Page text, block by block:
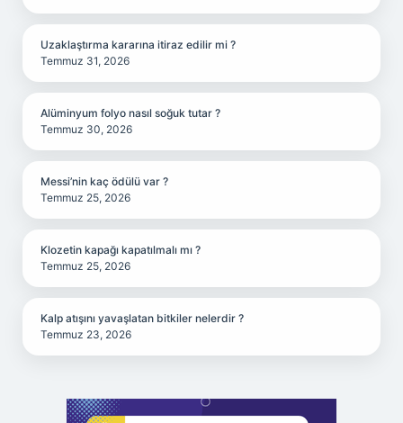
Uzaklaştırma kararına itiraz edilir mi ?
Temmuz 31, 2026
Alüminyum folyo nasıl soğuk tutar ?
Temmuz 30, 2026
Messi’nin kaç ödülü var ?
Temmuz 25, 2026
Klozetin kapağı kapatılmalı mı ?
Temmuz 25, 2026
Kalp atışını yavaşlatan bitkiler nelerdir ?
Temmuz 23, 2026